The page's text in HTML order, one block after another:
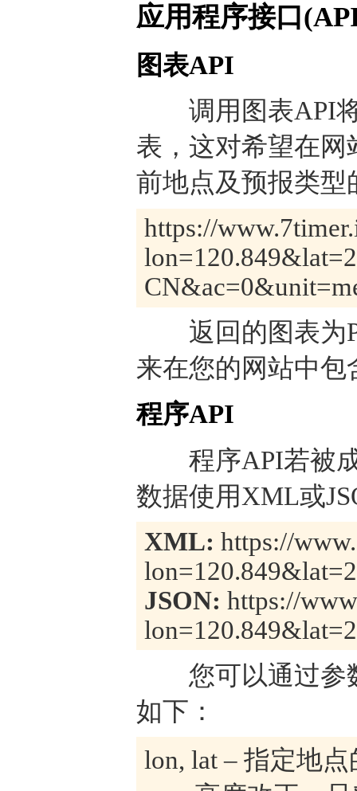
应用程序接口
图表API
调用图表API将
表，这对希望在
前地点及预报类型
https://
返回的图表为
来在您的网站中包
程序API
程序API若被成
数据使用XML或
XML: https://
JSON: https://
您可以通过参数
如下：
lon, lat – 指定地